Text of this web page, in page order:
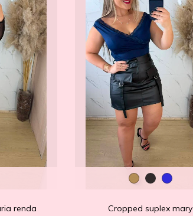
renda Cropped suplex mary